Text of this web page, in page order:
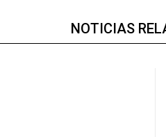
NOTICIAS